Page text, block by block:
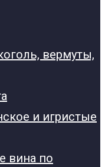
вермуты,
и игристые
вина по